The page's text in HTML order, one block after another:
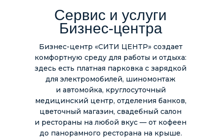
Бизнес-центр «СИТИ ЦЕНТР» создает
комфортную среду для работы и отдыха:
здесь есть платная парковка с зарядкой
для электромобилей, шиномонтаж
и автомойка, круглосуточный
медицинский центр, отделения банков,
цветочный магазин, свадебный салон
и рестораны на любой вкус — от кофеен
до панорамного ресторана на крыше.
Сервис и услуги
Бизнес-центра